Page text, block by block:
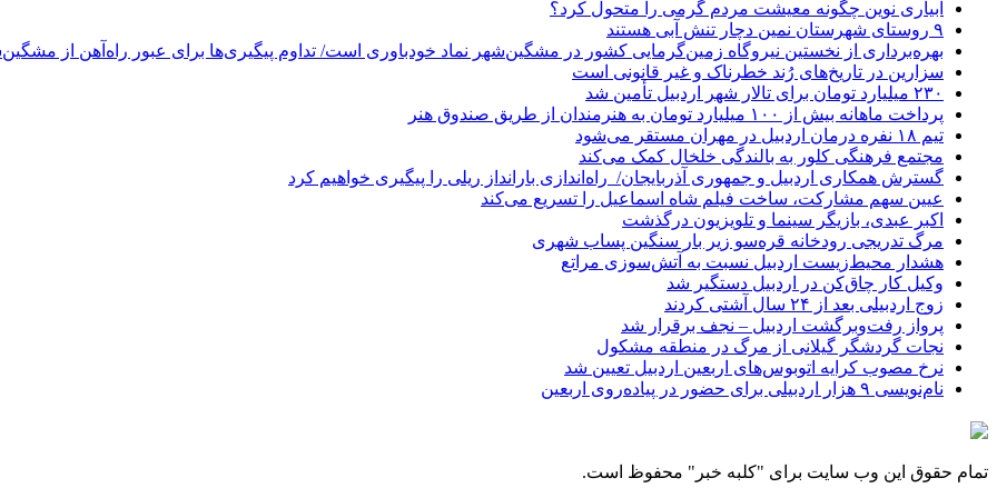
آبیاری نوین چگونه معیشت مردم گرمی را متحول کرد؟
۹ روستای شهرستان نمین دچار تنش آبی هستند
بهره‌برداری از نخستین نیروگاه زمین‌گرمایی کشور در مشگین‌شهر نماد خودباوری است/ تداوم پیگیری‌ها برای عبور راه‌آهن از
سزارین در تاریخ‌های رُند خطرناک و غیر قانونی است
۲۳۰ میلیارد تومان برای تالار شهر اردبیل تأمین شد
پرداخت ماهانه بیش از ۱۰۰ میلیارد تومان به هنرمندان از طریق صندوق هنر
تیم ۱۸ نفره درمان اردبیل در مهران مستقر می‌شود
مجتمع فرهنگی کلور به بالندگی خلخال کمک می‌کند
گسترش همکاری اردبیل و جمهوری آذربایجان/ راه‌اندازی بارانداز ریلی را پیگیری خواهیم کرد
عیین سهم مشارکت، ساخت فیلم شاه‌ اسماعیل را تسریع می‌کند
اکبر عبدی، بازیگر سینما و تلویزیون درگذشت
مرگ تدریجی رودخانه قره‌سو زیر بار سنگین پساب شهری
هشدار محیط‌زیست اردبیل نسبت به آتش‌سوزی مراتع
وکیل کار چاق‌کن در اردبیل دستگیر شد
زوج اردبیلی بعد از ۲۴ سال آشتی کردند
پرواز رفت‌وبرگشت اردبیل – نجف برقرار شد
نجات گردشگر گیلانی از مرگ در منطقه مشکول
نرخ مصوب کرایه اتوبوس‌های اربعین اردبیل تعیین شد
نام‌نویسی ۹ هزار اردبیلی برای حضور در پیاده‌روی اربعین
تمام حقوق این وب سایت برای "کلبه خبر" محفوظ است.